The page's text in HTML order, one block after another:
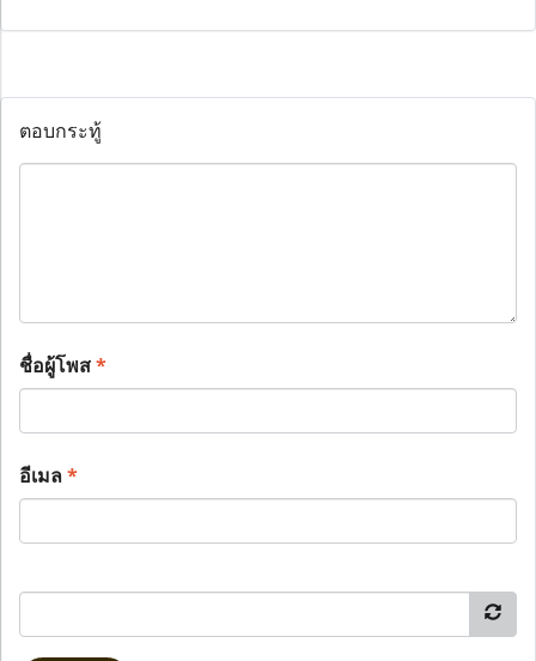
ตอบกระทู้
ชื่อผู้โพส*
อีเมล*